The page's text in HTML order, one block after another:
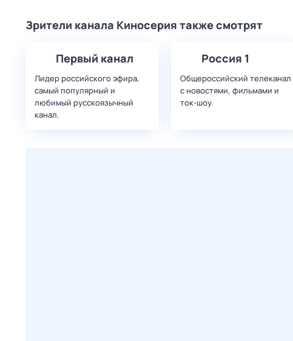
Зрители канала Киносерия также смотрят
Первый канал
Лидер российского эфира,
самый популярный и
любимый русскоязычный
канал.
Россия 1
Общероссийский телеканал
с новостями, фильмами и
ток-шоу.